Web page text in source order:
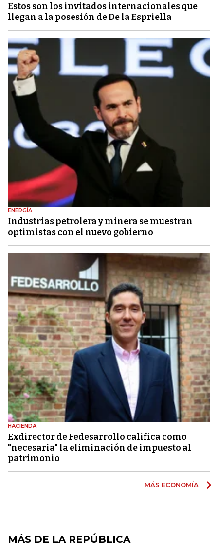
Estos son los invitados internacionales que
llegan a la posesión de De la Espriella
ENERGÍA
Industrias petrolera y minera se muestran
optimistas con el nuevo gobierno
HACIENDA
Exdirector de Fedesarrollo califica como
"necesaria" la eliminación de impuesto al
patrimonio
MÁS ECONOMÍA
MÁS DE LA REPÚBLICA